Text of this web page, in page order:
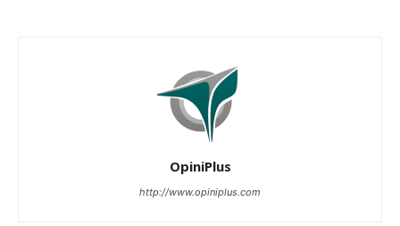
OpiniPlus
http://www.opiniplus.com